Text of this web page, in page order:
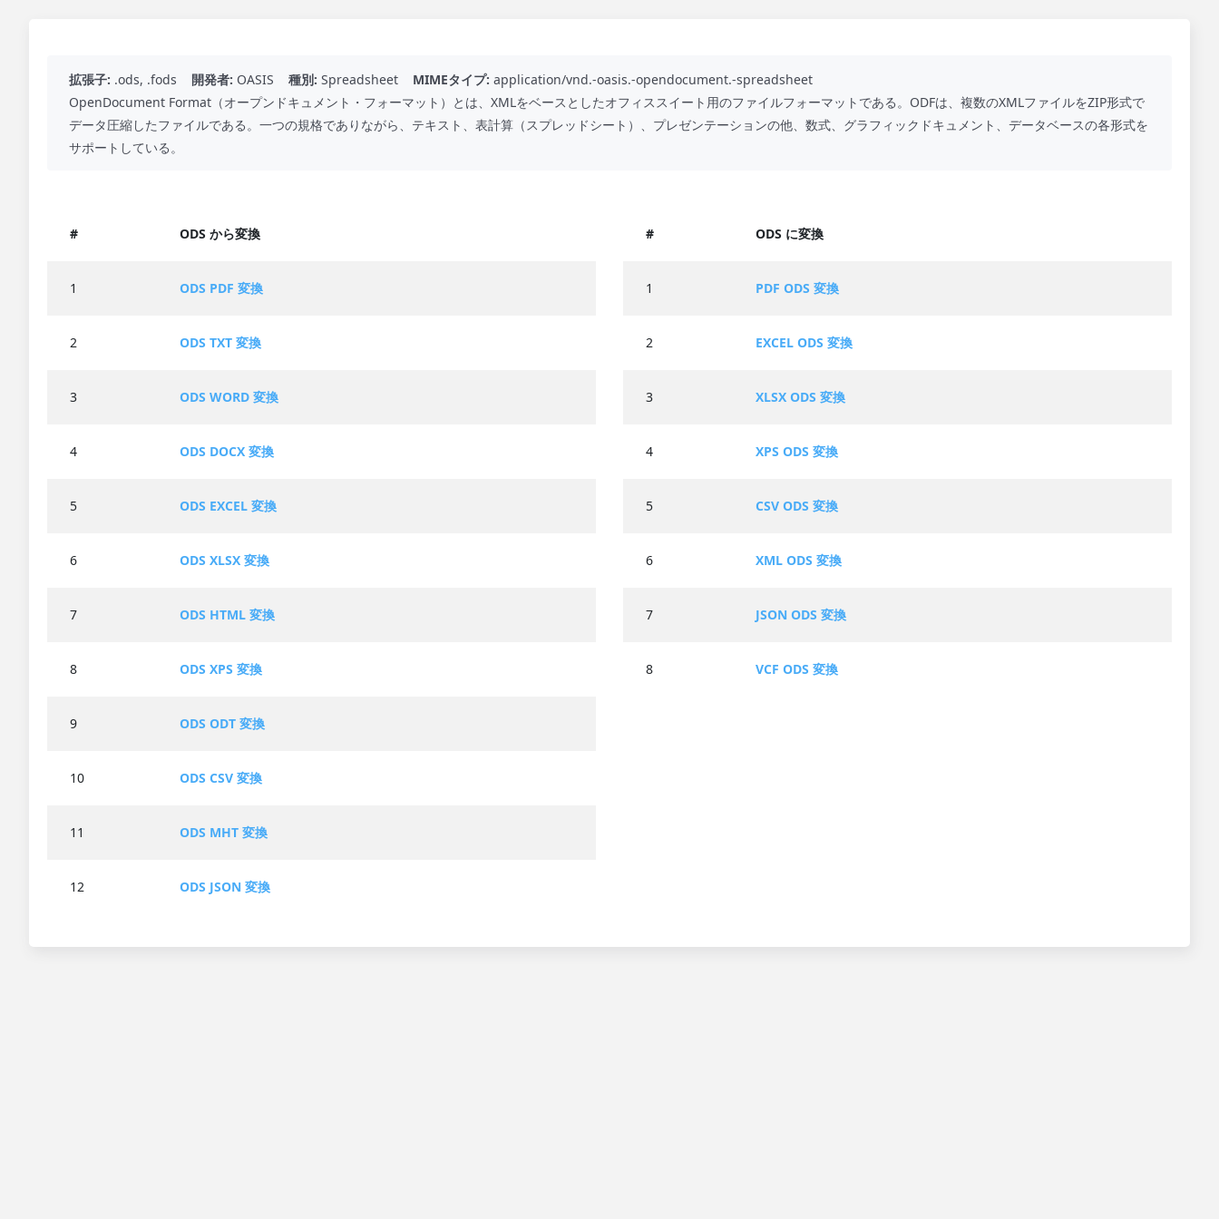
拡張子: .ods, .fods 開発者: OASIS 種別: Spreadsheet MIMEタイプ: application/vnd.-oasis.-opendocument.-spreadsheet
OpenDocument Format（オープンドキュメント・フォーマット）とは、XMLをベースとしたオフィススイート用のファイルフォーマットである。ODFは、複数のXMLファイルをZIP形式で
データ圧縮したファイルである。一つの規格でありながら、テキスト、表計算（スプレッドシート）、プレゼンテーションの他、数式、グラフィックドキュメント、データベースの各形式を
サポートしている。
# ODS から変換
1 ODS PDF 変換
2 ODS TXT 変換
3 ODS WORD 変換
4 ODS DOCX 変換
5 ODS EXCEL 変換
6 ODS XLSX 変換
7 ODS HTML 変換
8 ODS XPS 変換
9 ODS ODT 変換
10 ODS CSV 変換
11 ODS MHT 変換
12 ODS JSON 変換
# ODS に変換
1 PDF ODS 変換
2 EXCEL ODS 変換
3 XLSX ODS 変換
4 XPS ODS 変換
5 CSV ODS 変換
6 XML ODS 変換
7 JSON ODS 変換
8 VCF ODS 変換